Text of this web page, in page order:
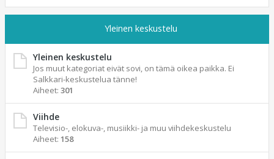
Yleinen keskustelu
Yleinen keskustelu
Jos muut kategoriat eivät sovi, on tämä oikea paikka. Ei
Salkkari-keskustelua tänne!
Aiheet: 301
Viihde
Televisio-, elokuva-, musiikki- ja muu viihdekeskustelu
Aiheet: 158